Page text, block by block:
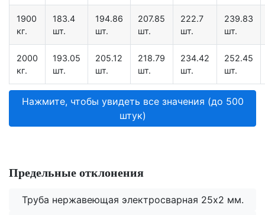
1900
кг.
183.4
шт.
194.86
шт.
207.85
шт.
222.7
шт.
239.83
шт.
2000
кг.
193.05
шт.
205.12
шт.
218.79
шт.
234.42
шт.
252.45
шт.
Нажмите, чтобы увидеть все значения (до 500
штук)
Предельные отклонения
Труба нержавеющая электросварная 25х2 мм.